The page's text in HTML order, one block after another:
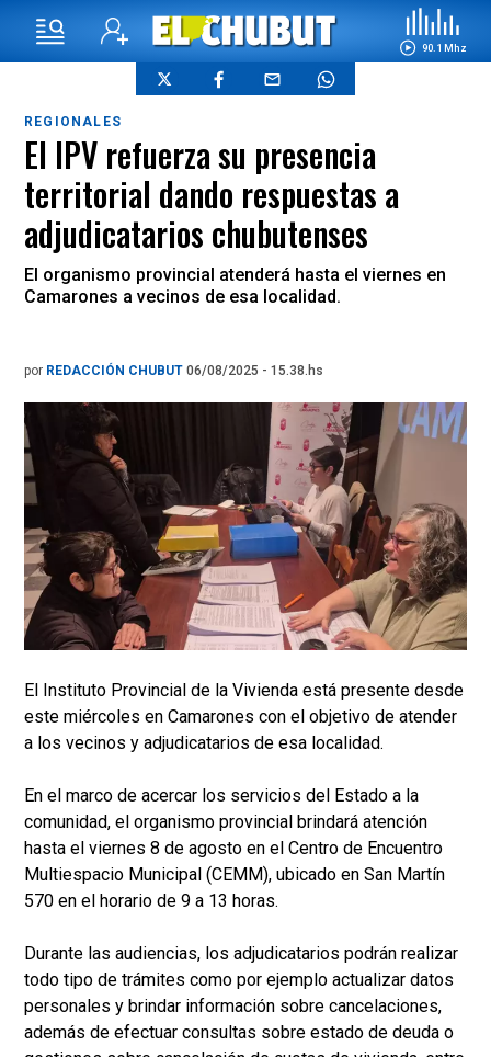
90.1 Mhz
REGIONALES
El IPV refuerza su presencia
territorial dando respuestas a
adjudicatarios chubutenses
El organismo provincial atenderá hasta el viernes en
Camarones a vecinos de esa localidad.
por REDACCIÓN CHUBUT 06/08/2025 - 15.38.hs
El Instituto Provincial de la Vivienda está presente desde
este miércoles en Camarones con el objetivo de atender
a los vecinos y adjudicatarios de esa localidad.
En el marco de acercar los servicios del Estado a la
comunidad, el organismo provincial brindará atención
hasta el viernes 8 de agosto en el Centro de Encuentro
Multiespacio Municipal (CEMM), ubicado en San Martín
570 en el horario de 9 a 13 horas.
Durante las audiencias, los adjudicatarios podrán realizar
todo tipo de trámites como por ejemplo actualizar datos
personales y brindar información sobre cancelaciones,
además de efectuar consultas sobre estado de deuda o